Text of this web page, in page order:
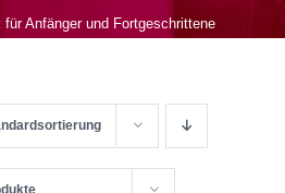
für Anfänger und Fortgeschrittene